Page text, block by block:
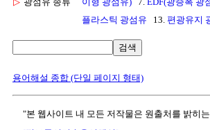
플라스틱 광섬유 13. 편광유지
검색
용어해설 종합 (단일 페이지 형태)
"본 웹사이트 내 모든 저작물은 원출처를 밝히